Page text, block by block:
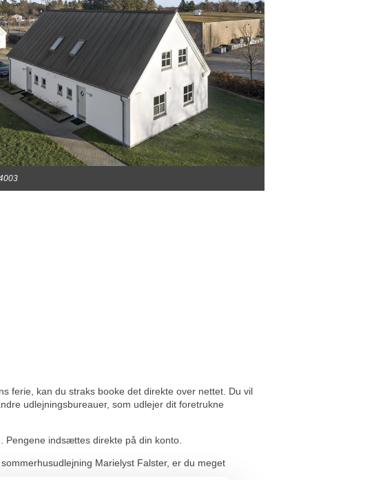
ferie, kan du straks booke det direkte over nettet. Du vil
udlejningsbureauer, som udlejer dit foretrukne
indsættes direkte på din konto.
Marielyst Falster, er du meget